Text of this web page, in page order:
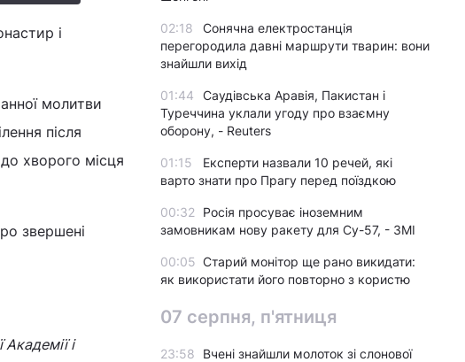
і
молитви
після
хворого місця
звершені
і
02:18
Сонячна електростанція
перегородила давні маршрути тварин: вони
знайшли вихід
01:44
Саудівська Аравія, Пакистан і
Туреччина уклали угоду про взаємну
оборону, - Reuters
01:15
Експерти назвали 10 речей, які
варто знати про Прагу перед поїздкою
00:32
Росія просуває іноземним
замовникам нову ракету для Су-57, - ЗМІ
00:05 Старий монітор ще рано викидати:
як використати його повторно з користю
07 серпня, п'ятниця
23:58
Вчені знайшли молоток зі слонової